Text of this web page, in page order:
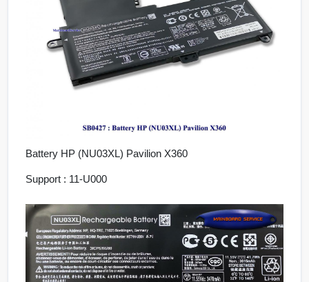
Battery HP (NU03XL) Pavilion X360
Support : 11-U000